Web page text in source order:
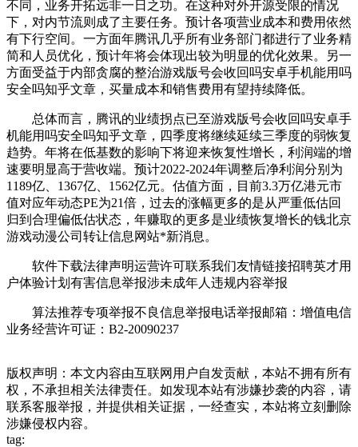
不同，业务开拓远非一日之功。在这种对外开源受限的情况
下，对内节流则成了主要任务。预计各项营业成本和费用依然
有下行空间。一方面年腾讯几乎所有业务部门都进行了业务精
简和人员优化，预计年将会体现出较为明显的优化效果。另一
方面受益于内部贪腐的整治游戏版号会收回吗安卓手机能用吗
安全吗知乎文章，买量成本和销售费用有望持续降低。
总体而言，腾讯的业绩拐点已至游戏版号会收回吗安卓手
机能用吗安全吗知乎文章，四季度将继续延续三季度的弱恢复
趋势。年将在低基数的影响下将迎来恢复性增长，利润端的增
速要明显高于营收端。预计2022-2024年调整后净利润分别为
1189亿、1367亿、1562亿元。估值方面，目前3.3万亿港元市
值对应年动态PE为21倍，过去的涨幅更多的是从严重低估回
归到合理偏低估状态，年赚取的更多是业绩恢复增长的钱北京
游戏动漫公司转让信息网站*新消息。
软件下载法律声明运营许可联系我们友情链接招聘英才用
户体验计划有害信息举报涉未成年人违规内容举报
算法推荐专项举报不良信息举报电话举报邮箱：增值电信
业务经营许可证：B2-20090237
版权声明：本文内容由互联网用户自发贡献，本站不拥有所有
权，不承担相关法律责任。如发现本站有涉嫌抄袭的内容，请
联系客服举报，并提供相关证据，一经查实，本站将立刻删除
涉嫌侵权内容。
tag: